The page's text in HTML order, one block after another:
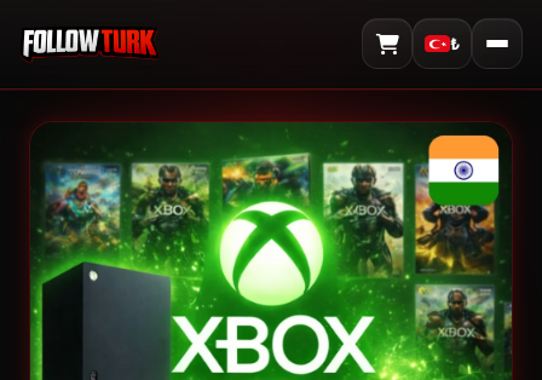
Sepeti Görüntüle
₺